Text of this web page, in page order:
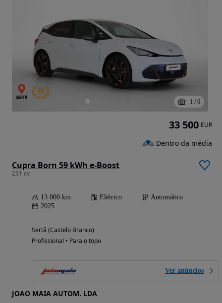
1 / 6
Cupra Born 59 kWh e-Boost
231 cv
13 000 km Elétrico
Automática
2025
Sertã (Castelo Branco)
Profissional • Para o topo
Ver anúncios
JOAO MAIA AUTOM. LDA
33 500 EUR
Dentro da média